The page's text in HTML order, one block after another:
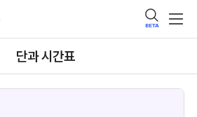
BETA
단과 시간표